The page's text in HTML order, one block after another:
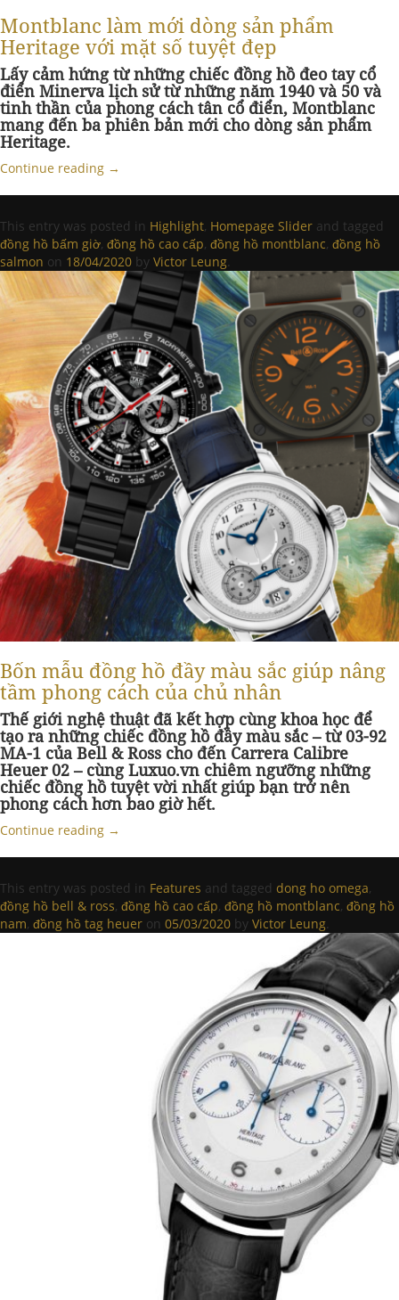
Montblanc làm mới dòng sản phẩm
Heritage với mặt số tuyệt đẹp
Lấy cảm hứng từ những chiếc đồng hồ đeo tay cổ
điển Minerva lịch sử từ những năm 1940 và 50 và
tinh thần của phong cách tân cổ điển, Montblanc
mang đến ba phiên bản mới cho dòng sản phẩm
Heritage.
Continue reading →
This entry was posted in Highlight, Homepage Slider and tagged
đồng hồ bấm giờ, đồng hồ cao cấp, đồng hồ montblanc, đồng hồ
salmon on 18/04/2020 by Victor Leung.
Bốn mẫu đồng hồ đầy màu sắc giúp nâng
tầm phong cách của chủ nhân
Thế giới nghệ thuật đã kết hợp cùng khoa học để
tạo ra những chiếc đồng hồ đầy màu sắc – từ 03-92
MA-1 của Bell & Ross cho đến Carrera Calibre
Heuer 02 – cùng Luxuo.vn chiêm ngưỡng những
chiếc đồng hồ tuyệt vời nhất giúp bạn trở nên
phong cách hơn bao giờ hết.
Continue reading →
This entry was posted in Features and tagged dong ho omega,
đồng hồ bell & ross, đồng hồ cao cấp, đồng hồ montblanc, đồng hồ
nam, đồng hồ tag heuer on 05/03/2020 by Victor Leung.